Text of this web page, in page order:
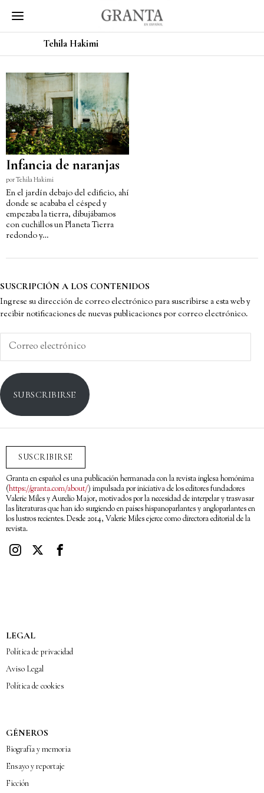
Tehila Hakimi
Infancia de naranjas
porTehila Hakimi
En el jardín debajo del edificio, ahí
donde se acababa el césped y
empezaba la tierra, dibujábamos
con cuchillos un Planeta Tierra
redondo y…
SUSCRIPCIÓN A LOS CONTENIDOS
Ingrese su dirección de correo electrónico para suscribirse a esta web y
recibir notificaciones de nuevas publicaciones por correo electrónico.
electrónico
SUBSCRIBIRSE
SUSCRIBIRSE
Granta en español es una publicación hermanada con la revista inglesa homónima
(https://granta.com/about/) impulsada por iniciativa de los editores fundadores
Valerie Miles y Aurelio Major, motivados por la necesidad de interpelar y trasvasar
las literaturas que han ido surgiendo en países hispanoparlantes y angloparlantes en
los lustros recientes. Desde 2014, Valerie Miles ejerce como directora editorial de la
revista.
LEGAL
Política de privacidad
Aviso Legal
Política de cookies
GÉNEROS
Biografía y memoria
Ensayo y reportaje
Ficción